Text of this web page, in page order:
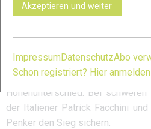
Madonna di
Starter stellten sich der 2.600
70° steilen Strecke
Höhenunterschied. Bei
der Italiener Patrick Facchini
Penker den Sieg sichern.
Akzeptieren und weiter
ImpressumDatenschutzAbo
Schon registriert? Hier anmelden